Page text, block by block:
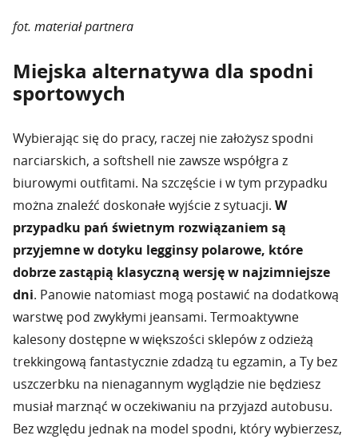
fot. materiał partnera
Miejska alternatywa dla spodni
sportowych
Wybierając się do pracy, raczej nie założysz spodni
narciarskich, a softshell nie zawsze współgra z
biurowymi outfitami. Na szczęście i w tym przypadku
można znaleźć doskonałe wyjście z sytuacji. W
przypadku pań świetnym rozwiązaniem są
przyjemne w dotyku legginsy polarowe, które
dobrze zastąpią klasyczną wersję w najzimniejsze
dni. Panowie natomiast mogą postawić na dodatkową
warstwę pod zwykłymi jeansami. Termoaktywne
kalesony dostępne w większości sklepów z odzieżą
trekkingową fantastycznie zdadzą tu egzamin, a Ty bez
uszczerbku na nienagannym wyglądzie nie będziesz
musiał marznąć w oczekiwaniu na przyjazd autobusu.
Bez względu jednak na model spodni, który wybierzesz,